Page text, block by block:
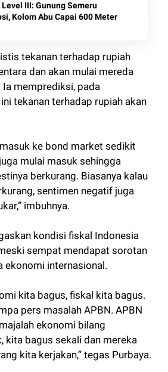
III: Gunung Semeru
Kolom Abu Capai 600 Meter
tekanan terhadap rupiah
dan akan mulai mereda
memprediksi, pada
tekanan terhadap rupiah akan
ke bond market sedikit
mulai masuk sehingga
berkurang. Biasanya kalau
sentimen negatif juga
imbuhnya.
kondisi fiskal Indonesia
sempat mendapat sorotan
ekonomi internasional.
kita bagus, fiskal kita bagus.
pers masalah APBN. APBN
ekonomi bilang
kita bagus sekali dan mereka
kita kerjakan,” tegas Purbaya.